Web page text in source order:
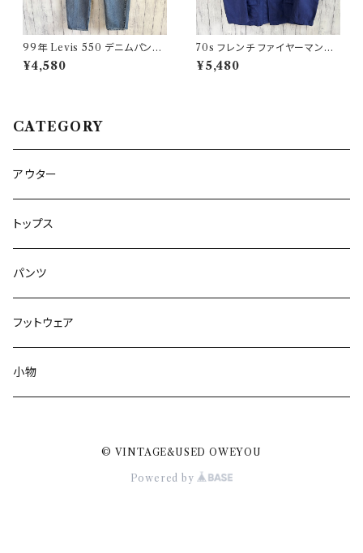
99年 Levis 550 デニムパンツ
ワイドデニム リーバイス ヴィン
テージ 21
¥4,580
70s フレンチ ファイヤーマンジ
ャケット ワークジャケット ヴィン
テージ
¥5,480
CATEGORY
アウター
トップス
パンツ
フットウェア
小物
© VINTAGE&USED OWEYOU
Powered by